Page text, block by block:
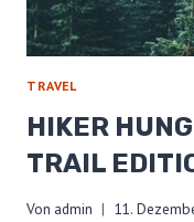
TRAVEL
HIKER
TRAIL
Von admin 11.